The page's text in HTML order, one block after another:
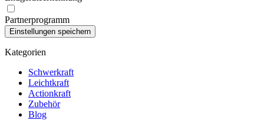
Partnerprogramm
Kategorien
Schwerkraft
Leichtkraft
Actionkraft
Zubehör
Blog